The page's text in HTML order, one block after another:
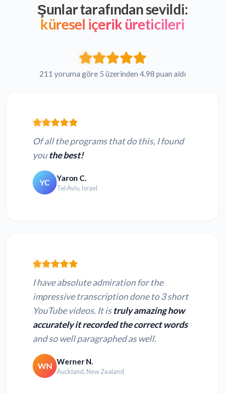
Şunlar tarafından sevildi:
küresel içerik üreticileri
211 yoruma göre 5 üzerinden 4.98 puan aldı
Of all the programs that do this, I found
youthe best!
YC Yaron C.
Tel Aviv, Israel
I have absolute admiration for the
impressive transcription done to 3 short
YouTube videos. It istruly amazing how
accurately it recorded the correct words
and so well paragraphed as well.
WN Werner N.
Auckland, New Zealand